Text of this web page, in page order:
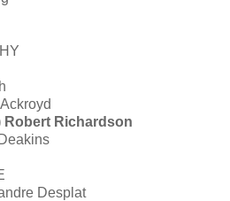
Robert Richardson
Desplat